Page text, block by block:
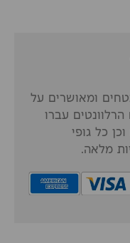
ומאושרים על
עברו
כל גופי
מלאה.